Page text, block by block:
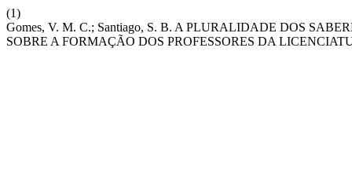
(1)
Gomes, V. M. C.; Santiago, S. B. A PLURALIDADE DOS
SOBRE A FORMAÇÃO DOS PROFESSORES DA